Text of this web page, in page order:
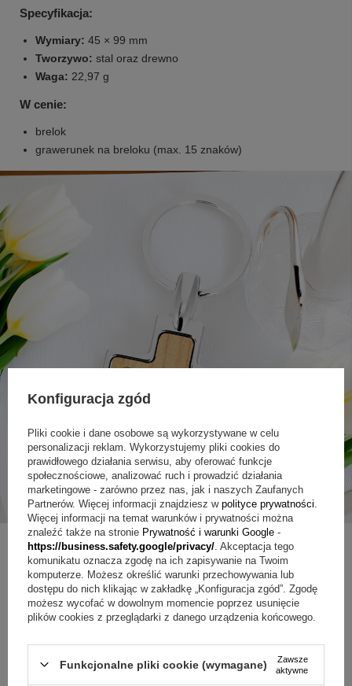
Specyfikacja:
Wymiary: 45 × 99 mm
Tworzywo: stal oraz drewno
Waga: 22,97 g
W cenie:
brelok
grawerunek na breloku (max. 15 znaków)
ZAPYTAJ O PRODUKT
swoje pytanie odnośnie tego produktu. Postaramy się odpowiedzieć tak
Dane są przetwarzane zgodnie z
polityką prywatności. Przesyłając je, akceptujesz jej postanowienia.
Konfiguracja zgód
Pliki cookie i dane osobowe są wykorzystywane w celu
personalizacji reklam. Wykorzystujemy pliki cookies do
prawidłowego działania serwisu, aby oferować funkcje
społecznościowe, analizować ruch i prowadzić działania
marketingowe - zarówno przez nas, jak i naszych Zaufanych
Partnerów. Więcej informacji znajdziesz w polityce prywatności
Więcej informacji na temat warunków i prywatności można
znaleźć także na stronie Prywatność i warunki Google -
https://business.safety.google/privacy/ . Akceptacja tego
komunikatu oznacza zgodę na ich zapisywanie na Twoim
komputerze. Możesz określić warunki przechowywania lub
dostępu do nich klikając w zakładkę „Konfiguracja zgód”. Zgodę
możesz wycofać w dowolnym momencie poprzez usunięcie
plików cookies z przeglądarki z danego urządzenia końcowego.
Funkcjonalne pliki cookie (wymagane)
Zawsze
aktywne